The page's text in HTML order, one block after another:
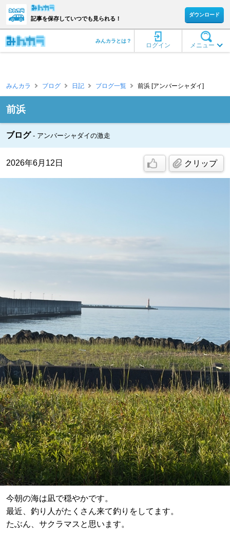
記事を保存していつでも見られる！
ダウンロード
メニュー
ログイン
みんカラとは？
みんカラ ブログ 日記 ブログ一覧 前浜 [アンバーシャダイ]
前浜
ブログ アンバーシャダイの激走
2026年6月12日 クリップ
今朝の海は凪で穏やかです。
最近、釣り人がたくさん来て釣りをしてます。
たぶん、サクラマスと思います。